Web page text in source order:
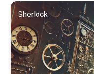
Sherlock